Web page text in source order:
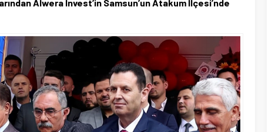
Alwera İnvest’in Samsun’un Atakum İlçesi’nde